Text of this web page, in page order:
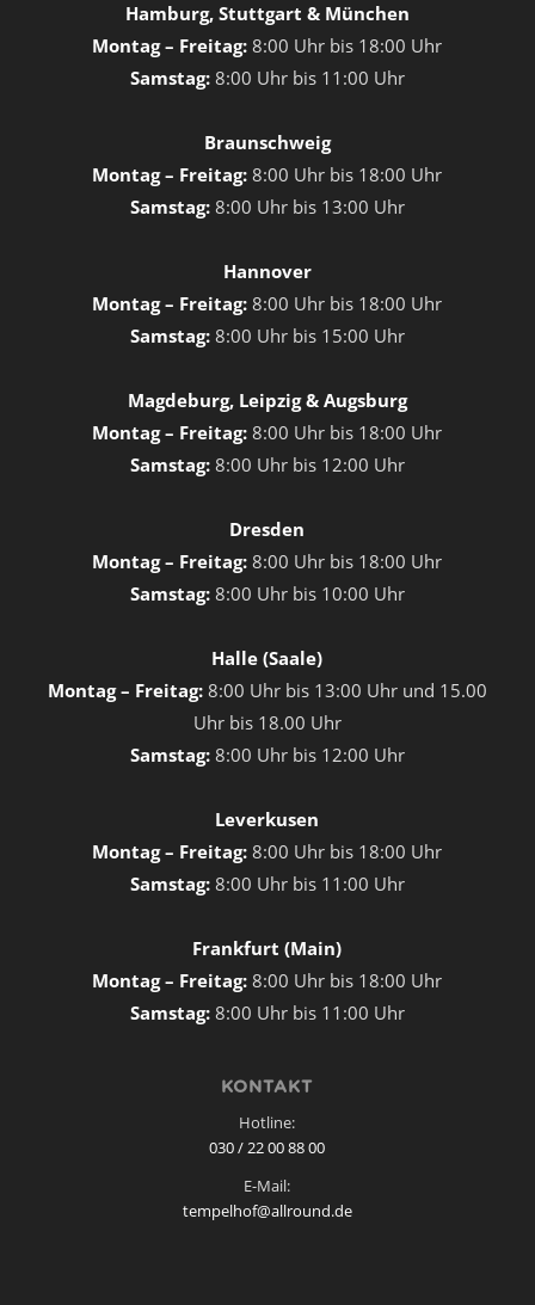
Hamburg, Stuttgart & München
Montag – Freitag:8:00 Uhr bis 18:00 Uhr
Samstag:8:00 Uhr bis 11:00 Uhr
Braunschweig
Montag – Freitag:8:00 Uhr bis 18:00 Uhr
Samstag: 8:00 Uhr bis 13:00 Uhr
Hannover
Montag – Freitag:8:00 Uhr bis 18:00 Uhr
Samstag: 8:00 Uhr bis 15:00 Uhr
Magdeburg, Leipzig & Augsburg
Montag – Freitag:8:00 Uhr bis 18:00 Uhr
Samstag: 8:00 Uhr bis 12:00 Uhr
Dresden
Montag – Freitag:8:00 Uhr bis 18:00 Uhr
Samstag: 8:00 Uhr bis 10:00 Uhr
Halle (Saale)
Montag – Freitag: 8:00 Uhr bis 13:00 Uhr und 15.00
Uhr bis 18.00 Uhr
Samstag: 8:00 Uhr bis 12:00 Uhr
Leverkusen
Montag – Freitag:8:00 Uhr bis 18:00 Uhr
Samstag: 8:00 Uhr bis 11:00 Uhr
Frankfurt (Main)
Montag – Freitag:8:00 Uhr bis 18:00 Uhr
Samstag: 8:00 Uhr bis 11:00 Uhr
KONTAKT
Hotline:
030 / 22 00 88 00
E-Mail:
tempelhof@allround.de